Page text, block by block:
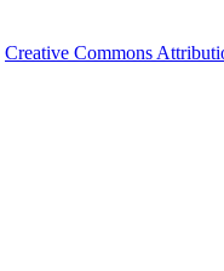
Creative Commons